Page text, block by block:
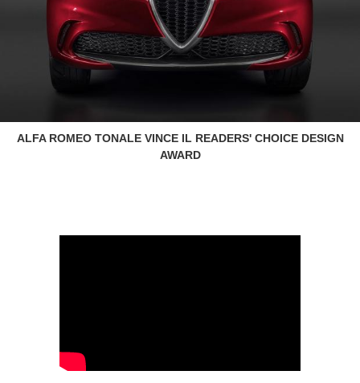
ALFA ROMEO TONALE VINCE IL READERS' CHOICE DESIGN
AWARD